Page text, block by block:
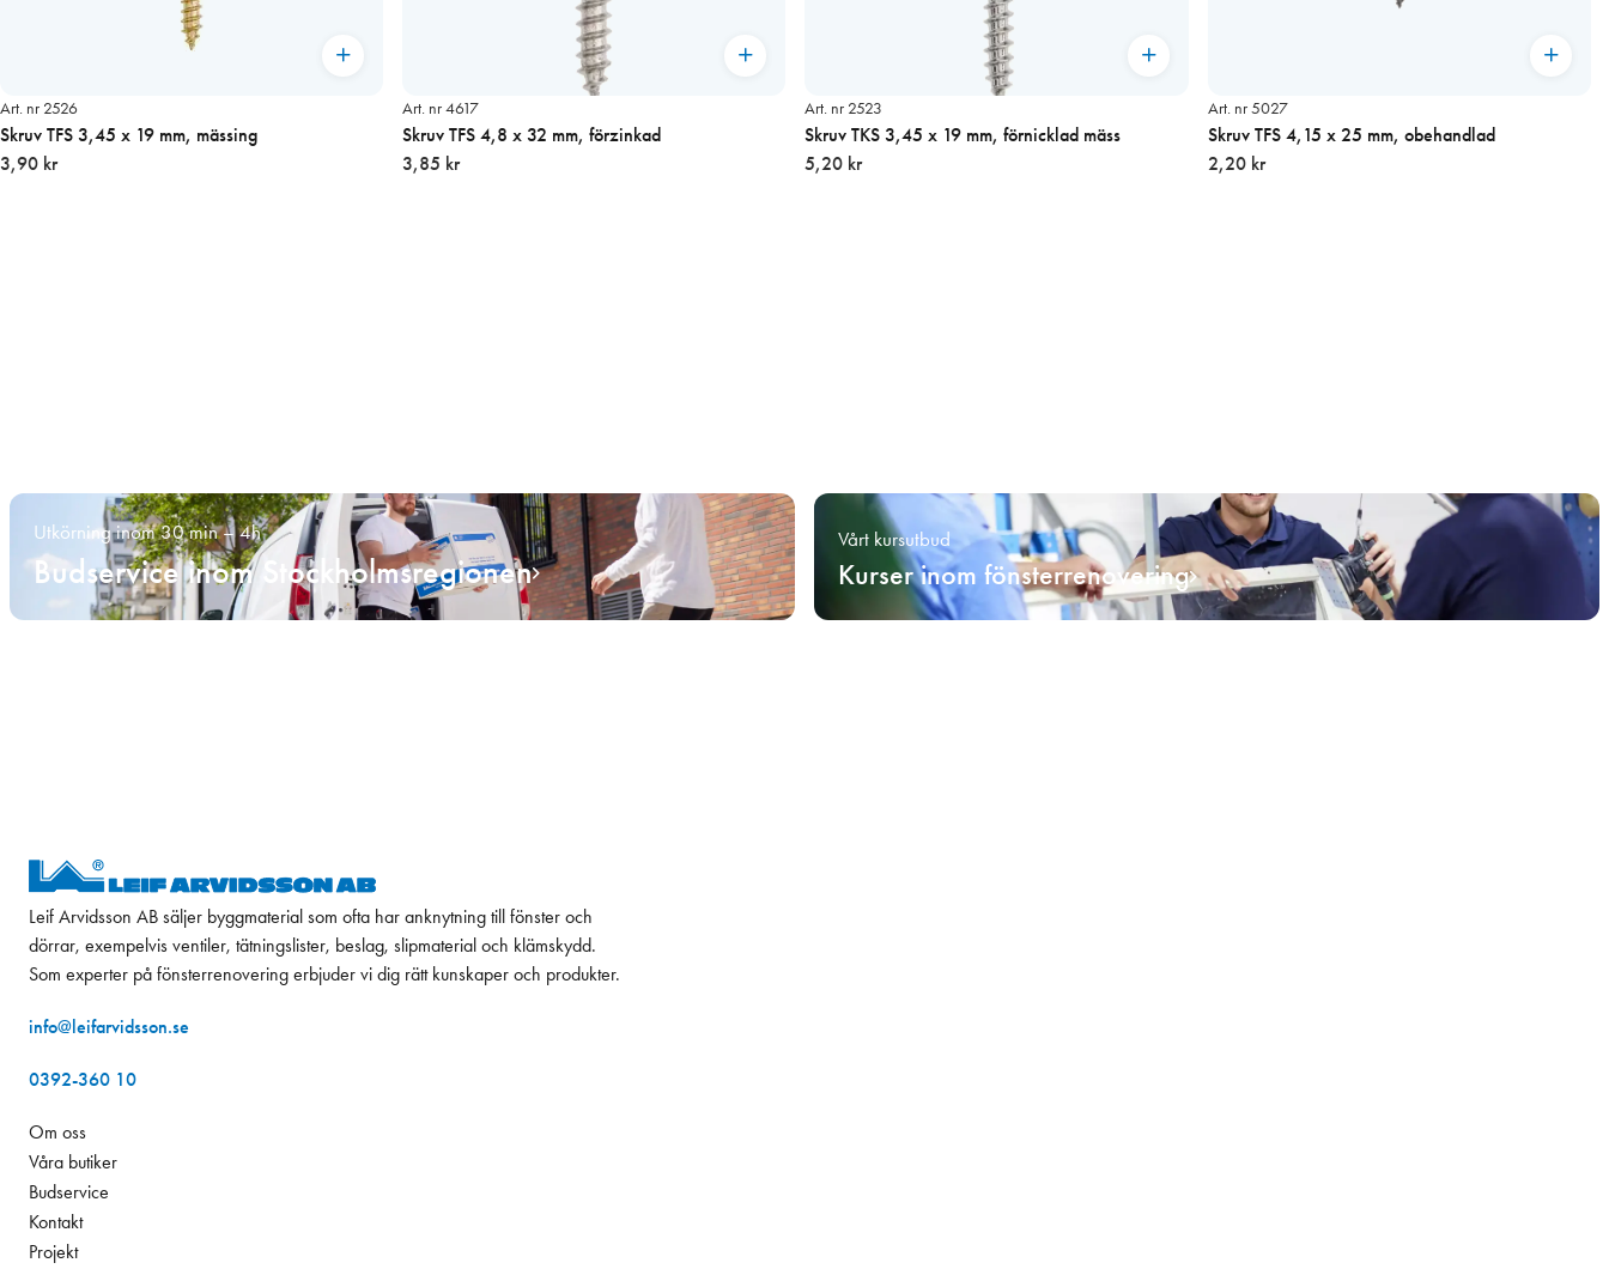
Art. nr 2526
Skruv TFS 3,45 x 19 mm, mässing
3,90 kr
Art. nr 4617
Skruv TFS 4,8 x 32 mm, förzinkad
3,85 kr
Art. nr 2523
Skruv TKS 3,45 x 19 mm, förnicklad mäss
5,20 kr
Art. nr 5027
Skruv TFS 4,15 x 25 mm, obehandlad
2,20 kr
Utkörning inom 30 min – 4h
Budservice inom Stockholmsregionen
Vårt kursutbud
Kurser inom fönsterrenovering
Leif Arvidsson AB säljer byggmaterial som ofta har anknytning till fönster och
dörrar, exempelvis ventiler, tätningslister, beslag, slipmaterial och klämskydd.
Som experter på fönsterrenovering erbjuder vi dig rätt kunskaper och produkter.
info@leifarvidsson.se
0392-360 10
Om oss
Våra butiker
Budservice
Kontakt
Projekt